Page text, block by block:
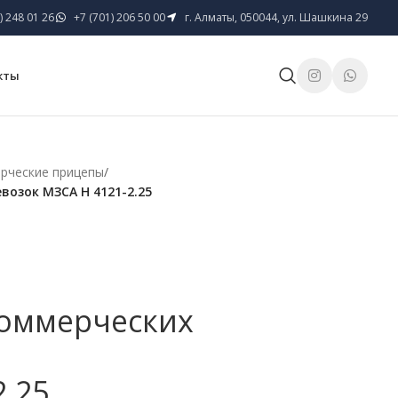
248 01 26 +7 (701) 206 50 00 г. Алматы, 050044, ул. Шашкина 29
прицепы/
МЗСА H 4121-2.25